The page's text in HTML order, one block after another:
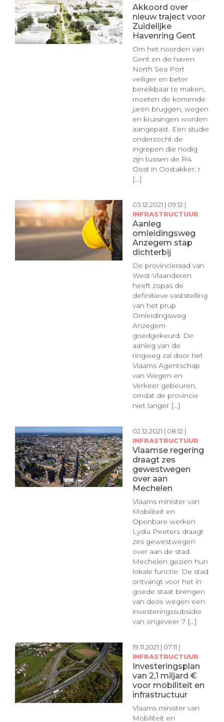
Akkoord over
nieuw traject voor
Zuidelijke
Havenring Gent
Om het noorden van
Gent en de haven
North Sea Port
veiliger en beter
bereikbaar te maken,
moeten de komende
jaren bruggen, wegen
en kruisingen worden
aangepast. Een studie
onderzocht de
ingrepen die nodig
zijn tussen de R4
Oost in Oostakker, r
[...]
03.12.2021 | 09:12 |
INFRASTRUCTUUR
Aanleg
omleidingsweg
Anzegem stap
dichterbij
De provincieraad van
West-Vlaanderen
heeft zopas de
definitieve vaststelling
van het prup
Omleidingsweg
Anzegem
goedgekeurd. De
aanleg van de
ringweg zal door het
Vlaams Agentschap
van Wegen en
Verkeer gebeuren,
omdat de provincie
niet langer [...]
02.12.2021 | 08:12 |
INFRASTRUCTUUR
Vlaamse regering
draagt zes
gewestwegen
over aan
Mechelen
Vlaams minister van
Mobiliteit en
Openbare werken
Lydia Peeters draagt
zes gewestwegen
over aan de stad
Mechelen gezien hun
lokale functie. De stad
ontvangt voor het in
goede staat brengen
van deze wegen een
investeringssubsidie
van ongeveer 7 [...]
19.11.2021 | 07:11 |
INFRASTRUCTUUR
Investeringsplan
van 2,1 miljard €
voor mobiliteit en
infrastructuur
Vlaams minister van
Mobiliteit en